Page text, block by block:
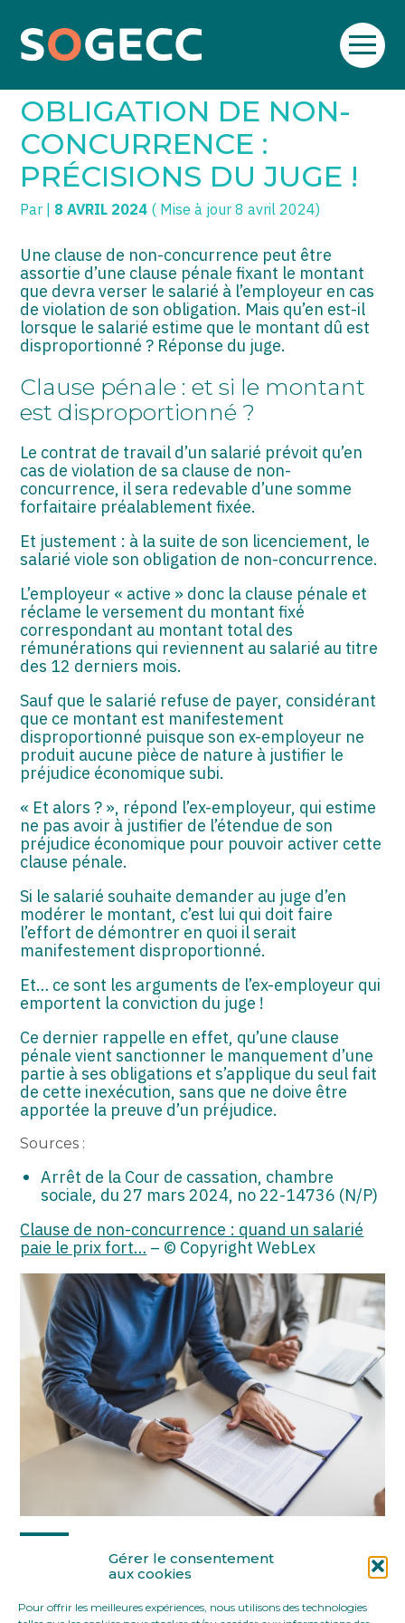
Gérer le consentement
aux cookies
Pour offrir les meilleures expériences, nous utilisons des technologies
Aller
SOGECC – Coignières
SOGECC – Noisy
SOGECC – République
SOGECC – Turbigo
TPE/PME
COMMERÇANTS
GROUPE
SCI / LMNP
PROFESSIONS LIBÉRALES
HOLDING
PARTICULIERS
EXPATRIÉ NON RÉSIDANT
ASSOCIATIONS
START-UP
SECTEUR AUDIOVISUEL
Créer et reprendre une activité
Gérer votre quotidien
Piloter votre entreprise
Développer votre entreprise
Construire votre patrimoine
Être prêt pour la facturation
électronique
OBLIGATION DE NON-
CONCURRENCE :
PRÉCISIONS DU JUGE !
Par 8 AVRIL 2024 ( Mise à jour 8 avril 2024)
Une clause de non-concurrence peut être
assortie d’une clause pénale fixant le montant
que devra verser le salarié à l’employeur en cas
de violation de son obligation. Mais qu’en est-il
lorsque le salarié estime que le montant dû est
disproportionné ? Réponse du juge.
Clause pénale : et si le montant
est disproportionné ?
Le contrat de travail d’un salarié prévoit qu’en
cas de violation de sa clause de non-
concurrence, il sera redevable d’une somme
forfaitaire préalablement fixée.
Et justement : à la suite de son licenciement, le
salarié viole son obligation de non-concurrence.
L’employeur « active » donc la clause pénale et
réclame le versement du montant fixé
correspondant au montant total des
rémunérations qui reviennent au salarié au titre
des 12 derniers mois.
Sauf que le salarié refuse de payer, considérant
que ce montant est manifestement
disproportionné puisque son ex-employeur ne
produit aucune pièce de nature à justifier le
préjudice économique subi.
« Et alors ? », répond l’ex-employeur, qui estime
ne pas avoir à justifier de l’étendue de son
préjudice économique pour pouvoir activer cette
clause pénale.
Si le salarié souhaite demander au juge d’en
modérer le montant, c’est lui qui doit faire
l’effort de démontrer en quoi il serait
manifestement disproportionné.
Et… ce sont les arguments de l’ex-employeur qui
emportent la conviction du juge !
Ce dernier rappelle en effet, qu’une clause
pénale vient sanctionner le manquement d’une
partie à ses obligations et s’applique du seul fait
de cette inexécution, sans que ne doive être
apportée la preuve d’un préjudice.
Sources :
Arrêt de la Cour de cassation, chambre
sociale, du 27 mars 2024, no 22-14736 (N/P)
Clause de non-concurrence : quand un salarié
paie le prix fort… – © Copyright WebLex